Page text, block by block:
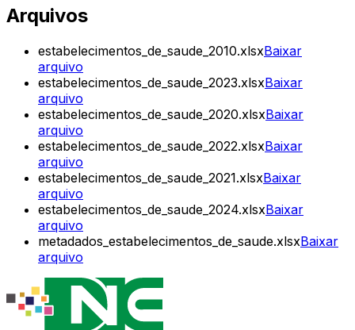
Arquivos
estabelecimentos_de_saude_2010.xlsxBaixar
arquivo
estabelecimentos_de_saude_2023.xlsxBaixar
arquivo
estabelecimentos_de_saude_2020.xlsxBaixar
arquivo
estabelecimentos_de_saude_2022.xlsxBaixar
arquivo
estabelecimentos_de_saude_2021.xlsxBaixar
arquivo
estabelecimentos_de_saude_2024.xlsxBaixar
arquivo
metadados_estabelecimentos_de_saude.xlsxBaixar
arquivo